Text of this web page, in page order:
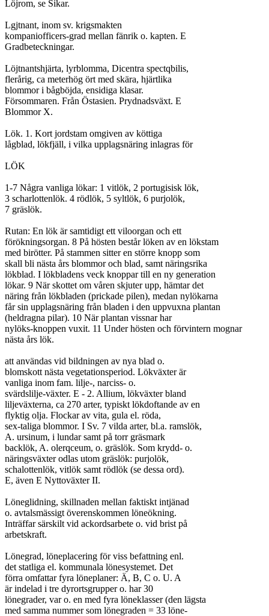
Löjrom, se Sikar.
Lgjtnant, inom sv. krigsmakten
kompaniofficers-grad mellan fänrik o. kapten. E
Gradbeteckningar.
Löjtnantshjärta, lyrblomma, Dicentra spectqbilis,
flerårig, ca meterhög ört med skära, hjärtlika
blommor i bågböjda, ensidiga klasar.
Försommaren. Från Östasien. Prydnadsväxt. E
Blommor X.
Lök. 1. Kort jordstam omgiven av köttiga
lågblad, lökfjäll, i vilka upplagsnäring inlagras för
LÖK
1-7 Några vanliga lökar: 1 vitlök, 2 portugisisk lök,
3 scharlottenlök. 4 rödlök, 5 syltlök, 6 purjolök,
7 gräslök.
Rutan: En lök är samtidigt ett viloorgan och ett
förökningsorgan. 8 På hösten består löken av en lökstam
med birötter. På stammen sitter en större knopp som
skall bli nästa års blommor och blad, samt näringsrika
lökblad. I lökbladens veck knoppar till en ny generation
lökar. 9 När skottet om våren skjuter upp, hämtar det
näring från lökbladen (prickade pilen), medan nylökarna
får sin upplagsnäring från bladen i den uppvuxna plantan
(heldragna pilar). 10 När plantan vissnar har
nylöks-knoppen vuxit. 11 Under hösten och förvintern mognar
nästa års lök.
att användas vid bildningen av nya blad o.
blomskott nästa vegetationsperiod. Lökväxter är
vanliga inom fam. lilje-, narciss- o.
svärdslilje-växter. E - 2. Allium, lökväxter bland
liljeväxterna, ca 270 arter, typiskt lökdoftande av en
flyktig olja. Flockar av vita, gula el. röda,
sex-taliga blommor. I Sv. 7 vilda arter, bl.a. ramslök,
A. ursinum, i lundar samt på torr gräsmark
backlök, A. olerqceum, o. gräslök. Som krydd- o.
näringsväxter odlas utom gräslök: purjolök,
schalottenlök, vitlök samt rödlök (se dessa ord).
E, även E Nyttoväxter II.
Löneglidning, skillnaden mellan faktiskt intjänad
o. avtalsmässigt överenskommen löneökning.
Inträffar särskilt vid ackordsarbete o. vid brist på
arbetskraft.
Lönegrad, löneplacering för viss befattning enl.
det statliga el. kommunala lönesystemet. Det
förra omfattar fyra löneplaner: Ä, B, C o. U. A
är indelad i tre dyrortsgrupper o. har 30
lönegrader, var o. en med fyra löneklasser (den lägsta
med samma nummer som lönegraden = 33 löne-